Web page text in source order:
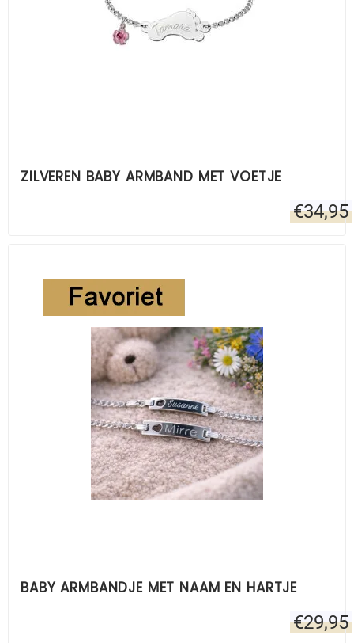
ZILVEREN BABY ARMBAND MET VOETJE
€34,95
BABY ARMBANDJE MET NAAM EN HARTJE
€29,95